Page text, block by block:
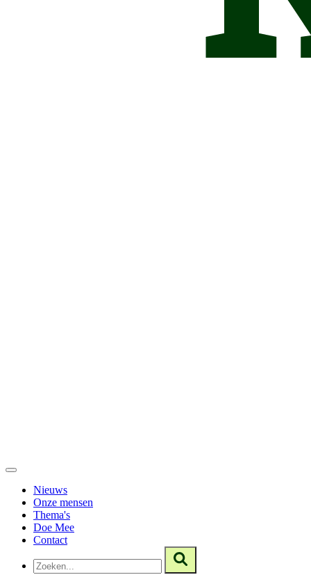
Nieuws
Onze mensen
Thema's
Doe Mee
Contact